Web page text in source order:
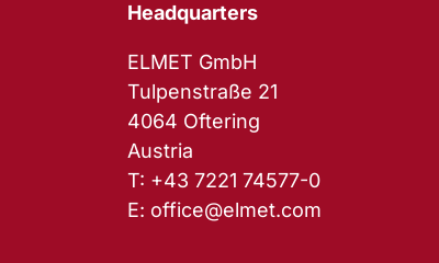
Headquarters
ELMET GmbH
Tulpenstraße 21
4064 Oftering
Austria
T: +43 7221 74577-0
E: office@elmet.com